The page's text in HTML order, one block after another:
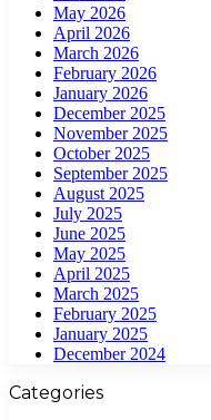
May 2026
April 2026
March 2026
February 2026
January 2026
December 2025
November 2025
October 2025
September 2025
August 2025
July 2025
June 2025
May 2025
April 2025
March 2025
February 2025
January 2025
December 2024
Categories